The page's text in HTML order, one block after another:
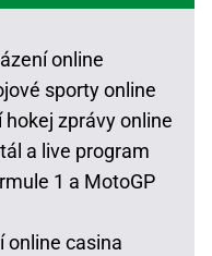
online
sporty online
zprávy online
a live program
1 a MotoGP
online casina